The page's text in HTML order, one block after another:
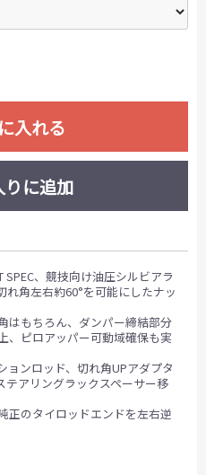
入れる
りに追加
SPEC、競技向け油圧シルビアラ
れ角左右約60°を可能にしたナッ
はもちろん、ダンパー締結部分
、ピロアッパー可動域確保も実
ョンロッド、切れ角UPアダプタ
アリングラックスペーサー移
正のタイロッドエンドを左右逆